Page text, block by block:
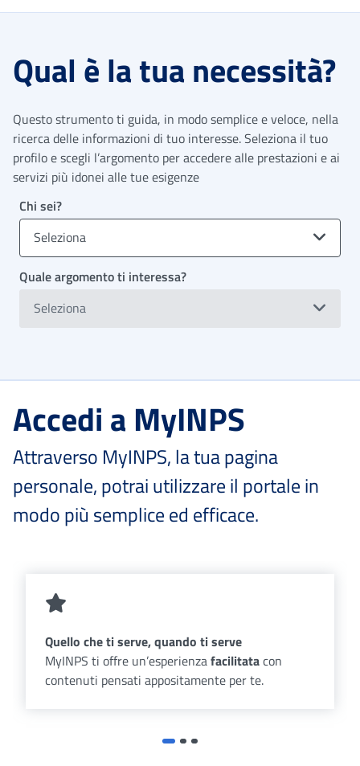
Qual è la tua necessità?
Questo strumento ti guida, in modo semplice e veloce, nella
ricerca delle informazioni di tuo interesse. Seleziona il tuo
profilo e scegli l’argomento per accedere alle prestazioni e ai
servizi più idonei alle tue esigenze
Chi sei?
Seleziona
Quale argomento ti interessa?
Seleziona
Accedi a MyINPS
Attraverso MyINPS, la tua pagina
personale, potrai utilizzare il portale in
modo più semplice ed efficace.
Quello che ti serve, quando ti serve
MyINPS ti offre un’esperienzafacilitatacon
contenuti pensati appositamente per te.